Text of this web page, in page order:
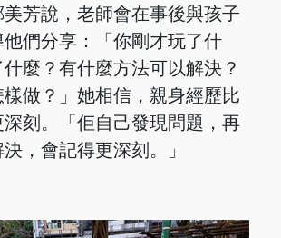
芳說，老師會在事後與孩子
他們分享：「你剛才玩了什
麼？有什麼方法可以解決？
做？」她相信，親身經歷比
刻。「佢自己發現問題，再
，會記得更深刻。」